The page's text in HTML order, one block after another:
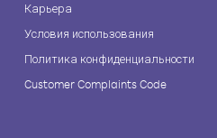
Карьера
Условия использования
Политика конфиденциальности
Customer Complaints Code